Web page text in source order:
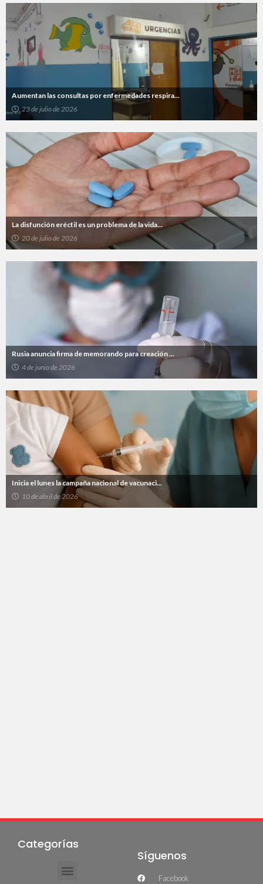
Aumentan las consultas por enfermedades respira...
23 de julio de 2026
La disfunción eréctil es un problema de la vida...
20 de julio de 2026
Rusia anuncia firma de memorando para creación ...
4 de junio de 2026
Inicia el lunes la campaña nacional de vacunaci...
10 de abril de 2026
Categorías
Síguenos
Facebook